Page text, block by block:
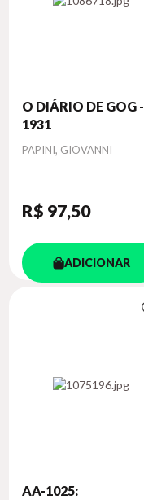
O DIÁRIO DE GOG -
1931
Autor
PAPINI, GIOVANNI
R$ 97,50
ADICIONAR
AA-1025: